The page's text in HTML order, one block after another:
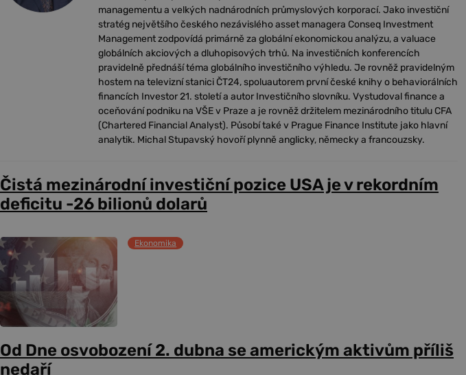
managementu a velkých nadnárodních průmyslových korporací. Jako investiční
stratég největšího českého nezávislého asset managera Conseq Investment
Management zodpovídá primárně za globální ekonomickou analýzu, a valuace
globálních akciových a dluhopisových trhů. Na investičních konferencích
pravidelně přednáší téma globálního investičního výhledu. Je rovněž pravidelným
hostem na televizní stanici ČT24, spoluautorem první české knihy o behaviorálních
financích Investor 21. století a autor Investičního slovníku. Vystudoval finance a
oceňování podniku na VŠE v Praze a je rovněž držitelem mezinárodního titulu CFA
(Chartered Financial Analyst). Působí také v Prague Finance Institute jako hlavní
analytik. Michal Stupavský hovoří plynně anglicky, německy a francouzsky.
Čistá mezinárodní investiční pozice USA je v rekordním
deficitu -26 bilionů dolarů
Ekonomika
Od Dne osvobození 2. dubna se americkým aktivům příliš
nedaří